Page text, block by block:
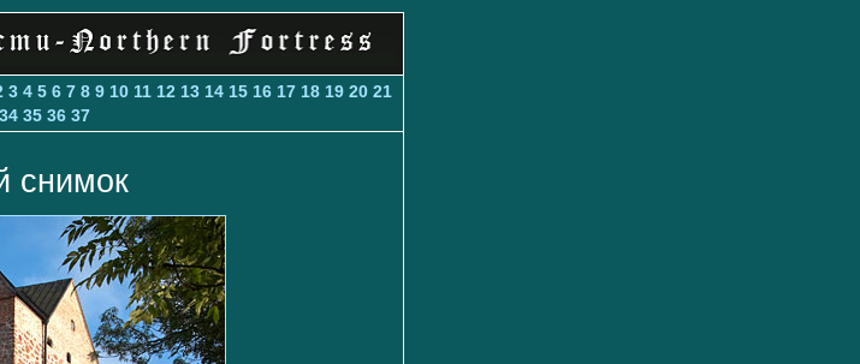
3 4 5 6 7 8 9 10 11 12 13 14 15 16 17 18 19 20 21
34 35 36 37
снимок